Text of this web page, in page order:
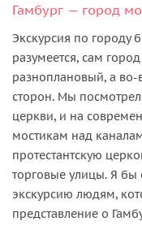
Гамбург — город
Экскурсия по городу
разумеется, сам
разноплановый, а во-
сторон. Мы
церкви, и на
мостикам над
протестантскую
торговые улицы. Я бы
экскурсию людям,
представление о